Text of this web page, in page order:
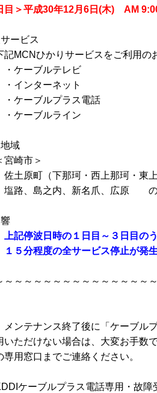
目＞平成30年12月6日(木) AM
ービス
ひかりサービスをご利用の
ーブルテレビ
ンターネット
ーブルプラス電話
ーブルライン
域
崎市＞
町（下那珂・西上那珂・東上
、島之内、新名爪、広原 の
上記停波日時の１日目～３日目の
１５分程度の全サービス停止が発
～～～～～～～～～～～～～～～
メンテナンス終了後に「ケーブル
いただけない場合は、大変お手数
専用窓口までご連絡ください。
ケーブルプラス電話専用・故障